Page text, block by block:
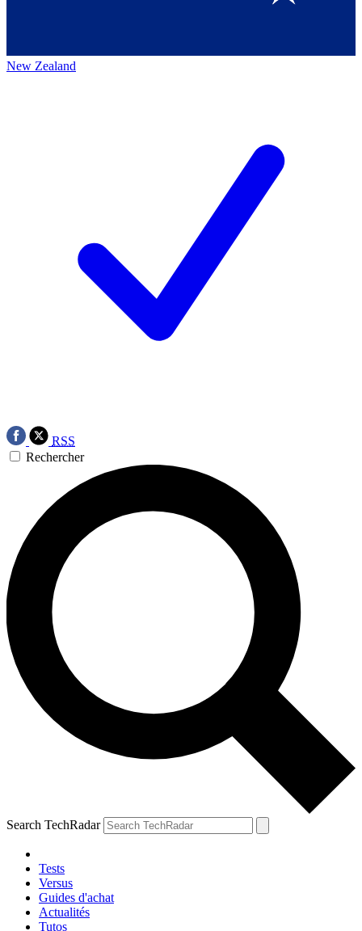
New Zealand
RSS
Rechercher
Search TechRadar
Tests
Versus
Guides d'achat
Actualités
Tutos